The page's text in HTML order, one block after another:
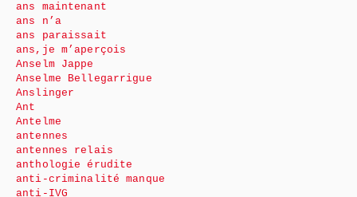
ans maintenant
ans n’a
ans paraissait
ans,je m’aperçois
Anselm Jappe
Anselme Bellegarrigue
Anslinger
Ant
Antelme
antennes
antennes relais
anthologie érudite
anti-criminalité manque
anti-IVG